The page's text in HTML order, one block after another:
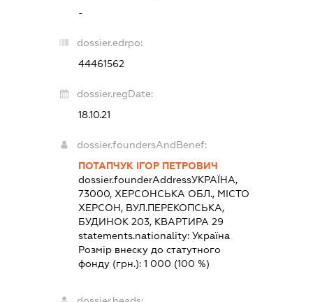
-
dossier.edrpo:
44461562
dossier.regDate:
18.10.21
dossier.foundersAndBenef:
ПОТАПЧУК ІГОР ПЕТРОВИЧ
dossier.founderAddressУКРАЇНА,
73000, ХЕРСОНСЬКА ОБЛ., МІСТО
ХЕРСОН, ВУЛ.ПЕРЕКОПСЬКА,
БУДИНОК 203, КВАРТИРА 29
statements.nationality: Україна
Розмір внеску до статутного
фонду (грн.): 1 000 (100 %)